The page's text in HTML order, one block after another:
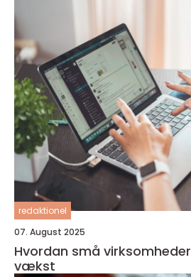
redaktionel
07. August 2025
Hvordan små
vækst